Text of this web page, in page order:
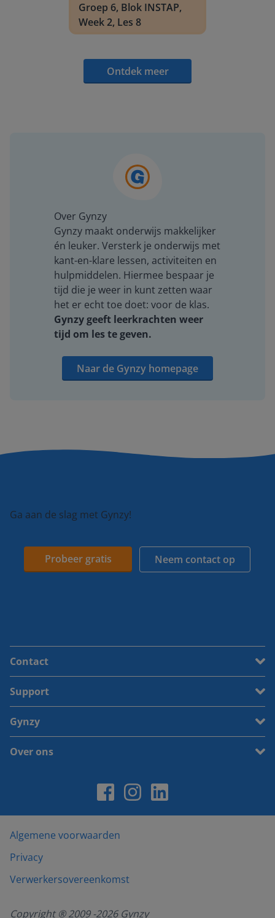
Groep 6, Blok INSTAP,
Week 2, Les 8
Ontdek meer
Over Gynzy
Gynzy maakt onderwijs makkelijker
én leuker. Versterk je onderwijs met
kant-en-klare lessen, activiteiten en
hulpmiddelen. Hiermee bespaar je
tijd die je weer in kunt zetten waar
het er echt toe doet: voor de klas.
Gynzy geeft leerkrachten weer
tijd om les te geven.
Naar de Gynzy homepage
Ga aan de slag met Gynzy!
Probeer gratis Neem contact op
Contact
Support
Gynzy
Over ons
Algemene voorwaarden
Privacy
Verwerkersovereenkomst
Copyright ® 2009 -2026Gynzy